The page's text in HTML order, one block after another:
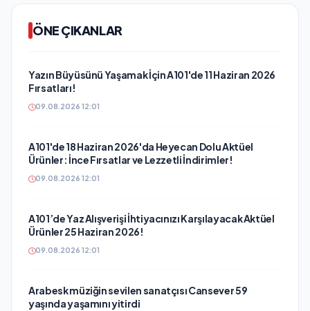
ÖNE ÇIKANLAR
Yazın Büyüsünü Yaşamak İçin A101'de 11 Haziran 2026
Fırsatları!
09.08.2026 12:01
A101'de 18 Haziran 2026'da Heyecan Dolu Aktüel
Ürünler: İnce Fırsatlar ve Lezzetli İndirimler!
09.08.2026 12:01
A101’de Yaz Alışverişi İhtiyacınızı Karşılayacak Aktüel
Ürünler 25 Haziran 2026!
09.08.2026 12:01
Arabesk müziğin sevilen sanatçısı Cansever 59
yaşında yaşamını yitirdi